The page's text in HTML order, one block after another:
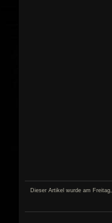
Dieser Artikel wurde am